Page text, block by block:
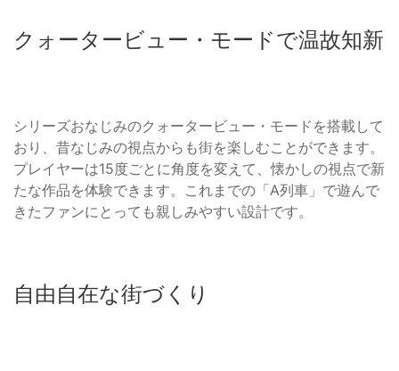
クォータービュー・モードで温故知新
シリーズおなじみのクォータービュー・モードを搭載して
おり、昔なじみの視点からも街を楽しむことができます。
プレイヤーは15度ごとに角度を変えて、懐かしの視点で新
たな作品を体験できます。これまでの「A列車」で遊んで
きたファンにとっても親しみやすい設計です。
自由自在な街づくり